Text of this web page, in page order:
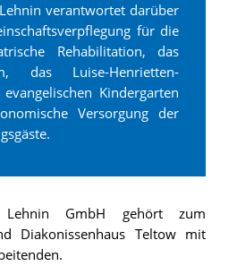
verantwortet darüber
für die
Rehabilitation, das
das Luise-Henrietten-
Kindergarten
Versorgung der
GmbH gehört zum
Diakonissenhaus Teltow mit